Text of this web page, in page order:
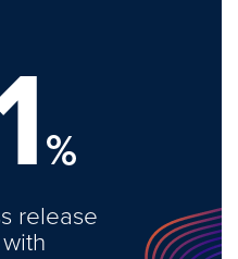
%
release